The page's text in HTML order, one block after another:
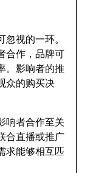
视的一环。
合作，品牌可
。影响者的推
众的购买决
响者合作至关
合直播或推广
求能够相互匹